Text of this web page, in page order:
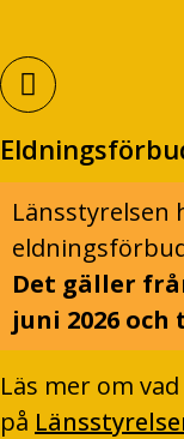
Länsstyrelsen
Det gäller
juni 2026
Läs mer om
på